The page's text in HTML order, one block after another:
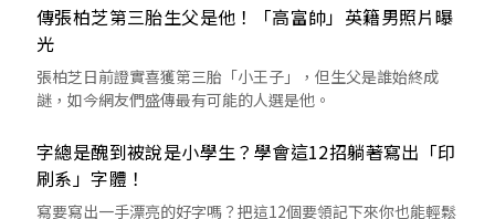
傳張柏芝第三胎生父是他！「高富帥」英籍男照片曝
光
張柏芝日前證實喜獲第三胎「小王子」，但生父是誰始終成
謎，如今網友們盛傳最有可能的人選是他。
字總是醜到被說是小學生？學會這12招躺著寫出「印
刷系」字體！
寫要寫出一手漂亮的好字嗎？把這12個要領記下來你也能輕鬆